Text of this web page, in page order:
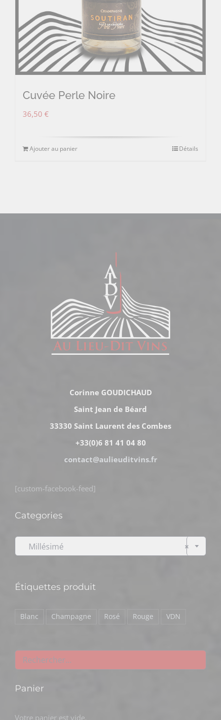
Cuvée Perle Noire
36,50 €
Ajouter au panier Détails
Corinne GOUDICHAUD
Saint Jean de Béard
33330 Saint Laurent des Combes
+33(0)6 81 41 04 80
contact@aulieuditvins.fr
[custom-facebook-feed]
Categories
×
Millésimé
Étiquettes produit
Blanc Champagne Rosé Rouge VDN
Panier
Votre panier est vide.